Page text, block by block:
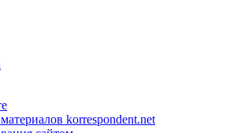
korrespondent.net